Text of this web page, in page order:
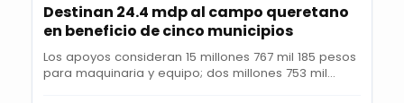
Destinan 24.4 mdp al campo queretano
en beneficio de cinco municipios
Los apoyos consideran 15 millones 767 mil 185 pesos
para maquinaria y equipo; dos millones 753 mil...